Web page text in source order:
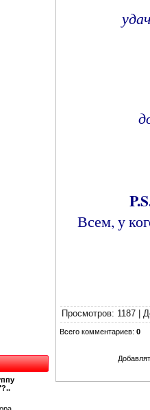
Всем, у
Просмотров: 1187 |
Всего комментариев: 0